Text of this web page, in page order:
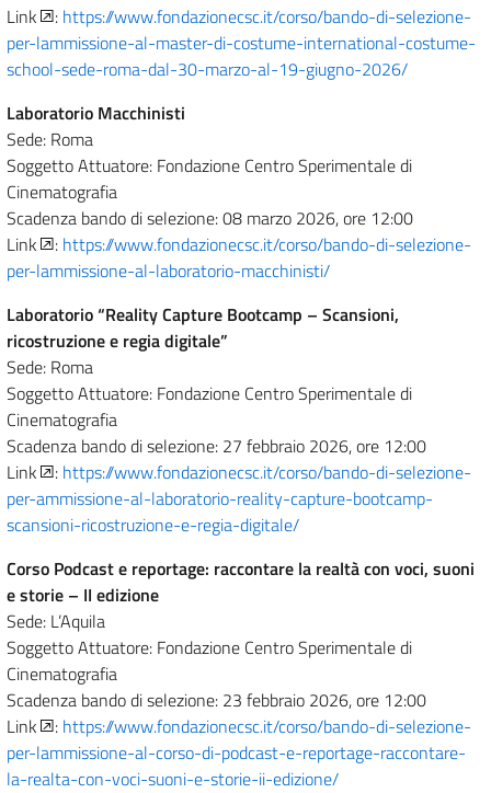
Link
: https://www.fondazionecsc.it/corso/bando-di-selezione-
per-lammissione-al-master-di-costume-international-costume-
school-sede-roma-dal-30-marzo-al-19-giugno-2026/
Laboratorio Macchinisti
Sede: Roma
Soggetto Attuatore: Fondazione Centro Sperimentale di
Cinematografia
Scadenza bando di selezione: 08 marzo 2026, ore 12:00
Link
: https://www.fondazionecsc.it/corso/bando-di-selezione-
per-lammissione-al-laboratorio-macchinisti/
Laboratorio “Reality Capture Bootcamp – Scansioni,
ricostruzione e regia digitale”
Sede: Roma
Soggetto Attuatore: Fondazione Centro Sperimentale di
Cinematografia
Scadenza bando di selezione: 27 febbraio 2026, ore 12:00
Link
: https://www.fondazionecsc.it/corso/bando-di-selezione-
per-ammissione-al-laboratorio-reality-capture-bootcamp-
scansioni-ricostruzione-e-regia-digitale/
Corso Podcast e reportage: raccontare la realtà con voci, suoni
e storie – II edizione
Sede: L’Aquila
Soggetto Attuatore: Fondazione Centro Sperimentale di
Cinematografia
Scadenza bando di selezione: 23 febbraio 2026, ore 12:00
Link
: https://www.fondazionecsc.it/corso/bando-di-selezione-
per-lammissione-al-corso-di-podcast-e-reportage-raccontare-
la-realta-con-voci-suoni-e-storie-ii-edizione/